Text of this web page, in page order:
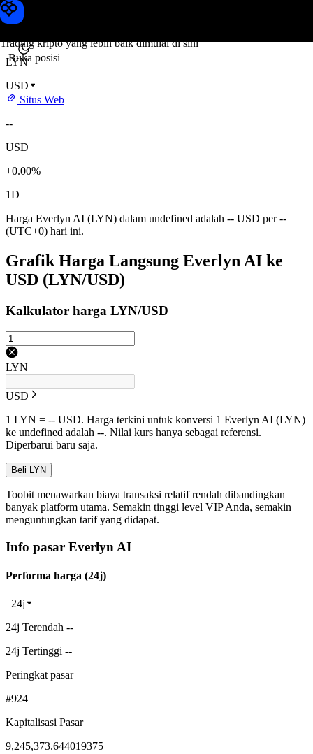
Trading kripto yang lebih baik dimulai di sini
Buka posisi
Harga Everlyn AI
LYN
USD
Situs Web
--
USD
+0.00%
1D
Harga Everlyn AI (LYN) dalam undefined adalah -- USD per --
(UTC+0) hari ini.
Grafik Harga Langsung Everlyn AI ke
USD (LYN/USD)
Kalkulator harga LYN/USD
LYN
USD
1 LYN = -- USD. Harga terkini untuk konversi 1 Everlyn AI (LYN)
ke undefined adalah --. Nilai kurs hanya sebagai referensi.
Diperbarui baru saja.
Beli LYN
Toobit menawarkan biaya transaksi relatif rendah dibandingkan
banyak platform utama. Semakin tinggi level VIP Anda, semakin
menguntungkan tarif yang didapat.
Info pasar Everlyn AI
Performa harga (24j)
24j
24j Terendah --
24j Tertinggi --
Peringkat pasar
#924
Kapitalisasi Pasar
9,245,373.644019375